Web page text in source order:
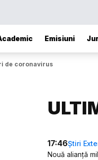
Emisiuni
de coronavirus
17:46Știri
Nouă alianță